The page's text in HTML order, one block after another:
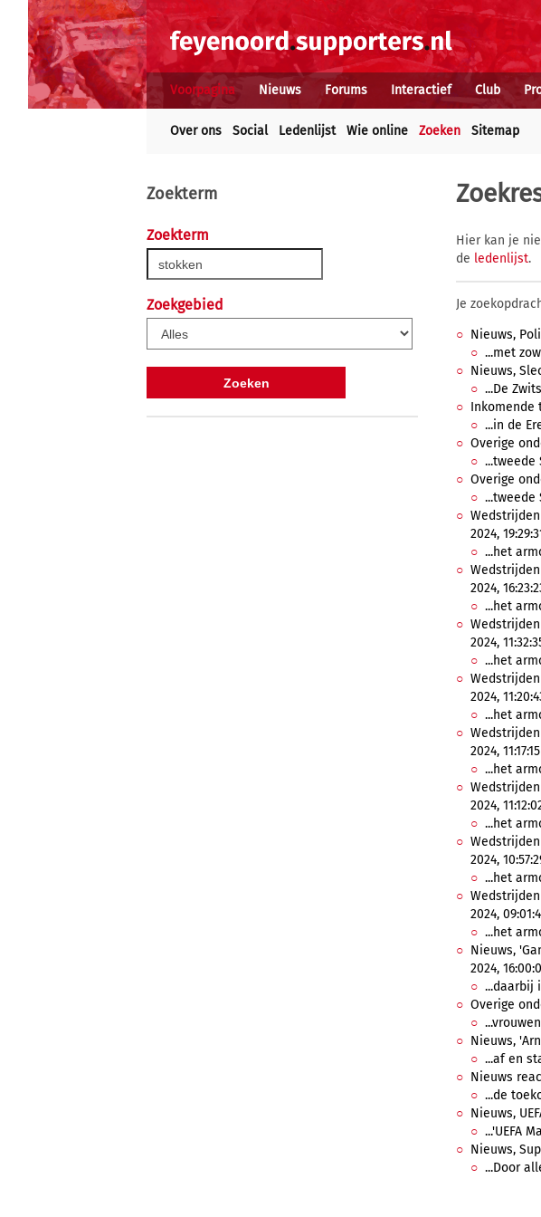
Voorpagina Nieuws Forums Interactief Club
Over ons Social Ledenlijst Wie online Zoeken Sitemap
Zoekterm
Zoekterm
Zoekgebied
Hier kan je
de ledenlijst.
Je
Nieuws,
...met
Nieuws,
...De
Inkomende
...in de
Overige
...tweede
Overige
...tweede
2024,
...het
2024,
...het
2024,
...het
2024,
...het
2024, 11:17:15
...het
2024,
...het
2024,
...het
2024,
...het
Nieuws,
2024,
...daarbij
Overige
Nieuws,
...af en
Nieuws
...de
Nieuws,
...'UEFA
Nieuws,
...Door